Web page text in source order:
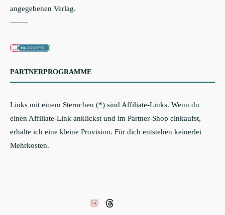
angegebenen Verlag.
——-
PARTNERPROGRAMME
Links mit einem Sternchen (*) sind Affiliate-Links. Wenn du
einen Affiliate-Link anklickst und im Partner-Shop einkaufst,
erhalte ich eine kleine Provision. Für dich entstehen keinerlei
Mehrkosten.